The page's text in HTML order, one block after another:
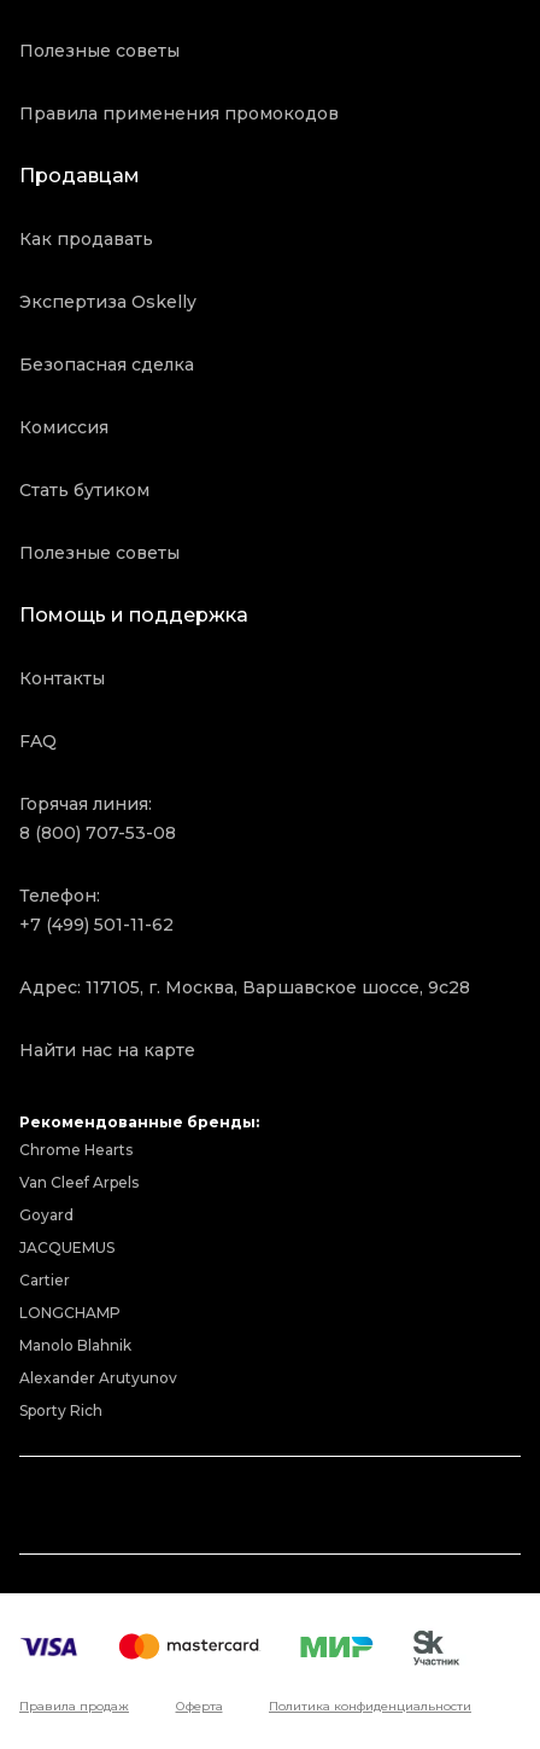
Полезные советы
Правила применения промокодов
Продавцам
Как продавать
Экспертиза Oskelly
Безопасная сделка
Комиссия
Стать бутиком
Полезные советы
Помощь и поддержка
Контакты
FAQ
Горячая линия:
8 (800) 707-53-08
Телефон:
+7 (499) 501-11-62
Адрес: 117105, г. Москва, Варшавское шоссе, 9с28
Найти нас на карте
Рекомендованные бренды:
Chrome Hearts
Van Cleef Arpels
Goyard
JACQUEMUS
Cartier
LONGCHAMP
Manolo Blahnik
Alexander Arutyunov
Sporty Rich
Правила продаж Оферта Политика конфиденциальности